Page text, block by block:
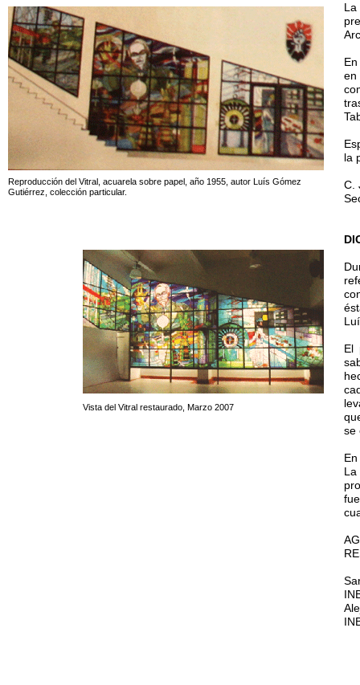
Reproducción del Vitral, acuarela sobre papel, año 1955, autor Luís Gómez
Gutiérrez, colección particular.
Vista del Vitral restaurado, Marzo 2007
La
en
la
C.
El
se